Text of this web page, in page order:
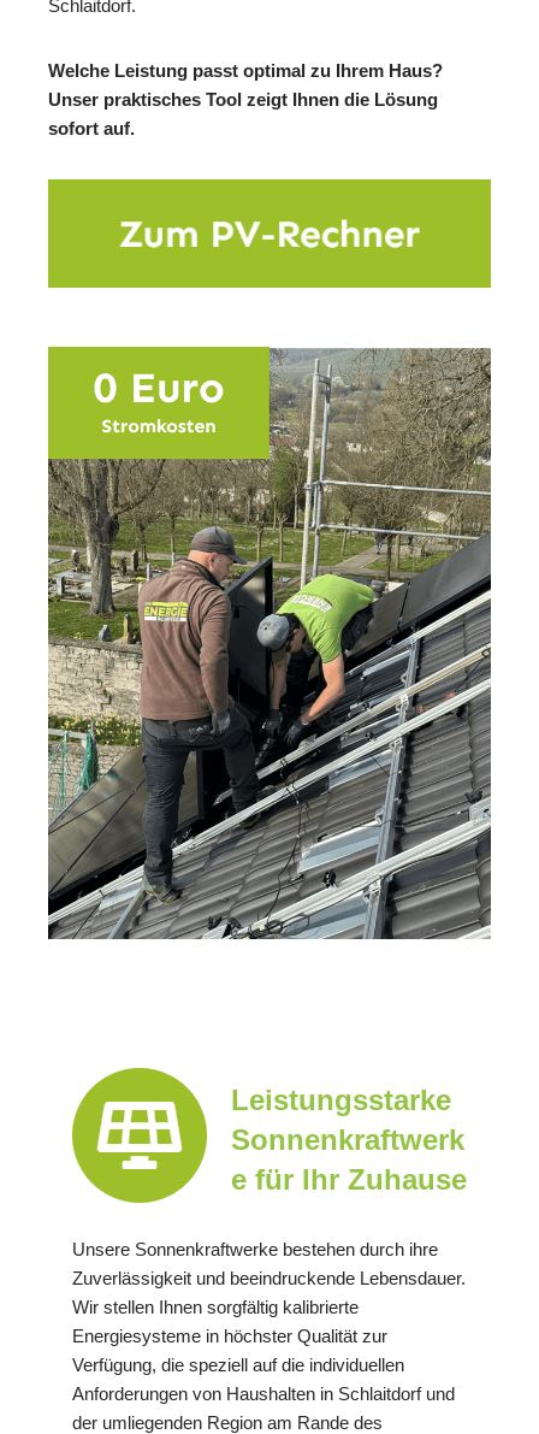
Schlaitdorf.
Welche Leistung passt optimal zu Ihrem Haus?
Unser praktisches Tool zeigt Ihnen die Lösung
sofort auf.
Leistungsstarke
Sonnenkraftwerk
e für Ihr Zuhause
Unsere Sonnenkraftwerke bestehen durch ihre
Zuverlässigkeit und beeindruckende Lebensdauer.
Wir stellen Ihnen sorgfältig kalibrierte
Energiesysteme in höchster Qualität zur
Verfügung, die speziell auf die individuellen
Anforderungen von Haushalten in Schlaitdorf und
der umliegenden Region am Rande des